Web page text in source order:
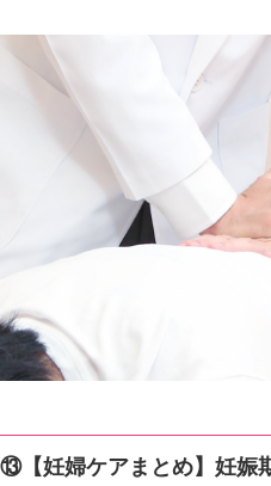
⑬【妊婦ケアまとめ】妊娠